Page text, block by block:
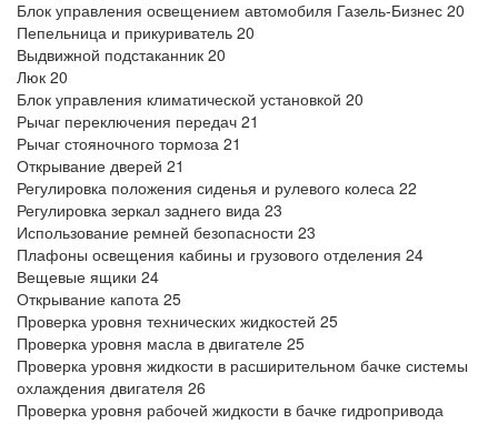
Блок управления освещением автомобиля Газель-Бизнес 20
Пепельница и прикуриватель 20
Выдвижной подстаканник 20
Люк 20
Блок управления климатической установкой 20
Рычаг переключения передач 21
Рычаг стояночного тормоза 21
Открывание дверей 21
Регулировка положения сиденья и рулевого колеса 22
Регулировка зеркал заднего вида 23
Использование ремней безопасности 23
Плафоны освещения кабины и грузового отделения 24
Вещевые ящики 24
Открывание капота 25
Проверка уровня технических жидкостей 25
Проверка уровня масла в двигателе 25
Проверка уровня жидкости в расширительном бачке системы
охлаждения двигателя 26
Проверка уровня рабочей жидкости в бачке гидропривода